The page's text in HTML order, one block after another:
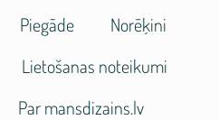
Piegāde
Norēķini
Lietošanas noteikumi
Par mansdizains.lv